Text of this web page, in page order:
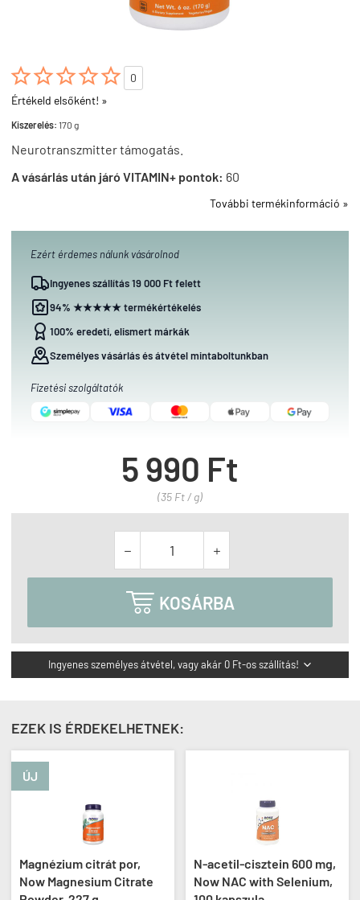

0
Értékeld elsőként! »
Kiszerelés: 170 g
Neurotranszmitter támogatás.
A vásárlás után járó VITAMIN+ pontok: 60
További termékinformáció »
Ezért érdemes nálunk vásárolnod
Ingyenes szállítás 19 000 Ft felett
94% ★★★★★ termékértékelés
100% eredeti, elismert márkák
Személyes vásárlás és átvétel mintaboltunkban
Fizetési szolgáltatók
5 990 Ft
(35 Ft / g)
 
 KOSÁRBA
Ingyenes személyes átvétel, vagy akár 0 Ft-os szállítás! 
EZEK IS ÉRDEKELHETNEK:
ÚJ
Magnézium citrát por,
Now Magnesium Citrate
N-acetil-cisztein 600 mg,
Now NAC with Selenium,